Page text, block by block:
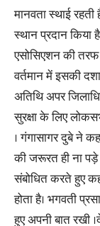
मानवता स्थाई
स्थान प्रदान किया
एसोसिएशन की
वर्तमान में इसकी
अतिथि अपर
सुरक्षा के लिए
। गंगासागर दुबे ने
की जरूरत ही ना पड़े
संबोधित करते हुए
होता है। भगवती
हुए अपनी बात रखी